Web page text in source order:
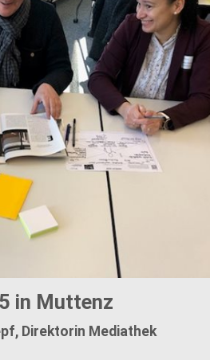
in Muttenz
Direktorin Mediathek